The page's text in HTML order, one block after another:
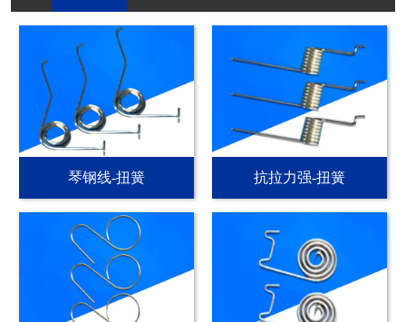
琴钢线-扭簧 抗拉力强-扭簧